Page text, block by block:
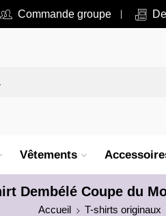
Commande groupe
Vêtements
Dembélé Coupe du
Accueil T-shirts originaux